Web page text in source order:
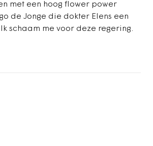
met een hoog flower power
de Jonge die dokter Elens een
schaam me voor deze regering.